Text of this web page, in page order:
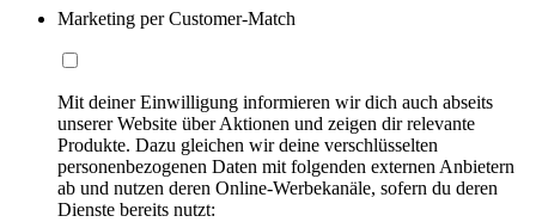
Marketing per Customer-Match
Mit deiner Einwilligung informieren wir dich auch abseits
unserer Website über Aktionen und zeigen dir relevante
Produkte. Dazu gleichen wir deine verschlüsselten
personenbezogenen Daten mit folgenden externen Anbietern
ab und nutzen deren Online-Werbekanäle, sofern du deren
Dienste bereits nutzt: